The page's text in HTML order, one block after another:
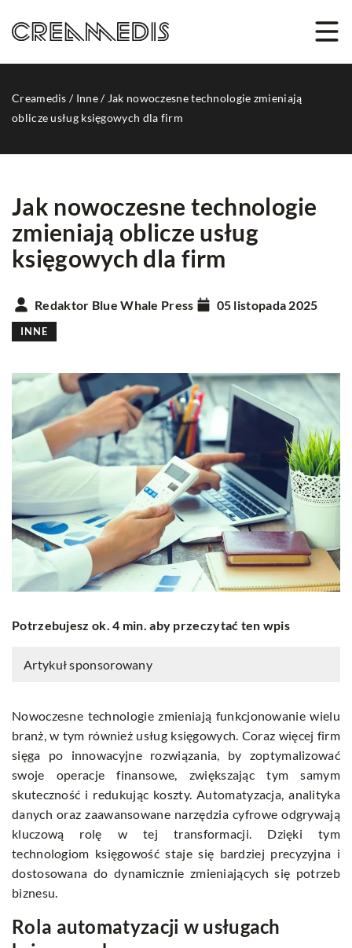
Creamedis / Inne/ Jak nowoczesne technologie zmieniają
oblicze usług księgowych dla firm
Jak nowoczesne technologie
zmieniają oblicze usług
księgowych dla firm
Redaktor Blue Whale Press 05 listopada 2025
INNE
Potrzebujesz ok. 4 min. aby przeczytać ten wpis
Artykuł sponsorowany
Nowoczesne technologie zmieniają funkcjonowanie wielu
branż, w tym również usług księgowych. Coraz więcej firm
sięga po innowacyjne rozwiązania, by zoptymalizować
swoje operacje finansowe, zwiększając tym samym
skuteczność i redukując koszty. Automatyzacja, analityka
danych oraz zaawansowane narzędzia cyfrowe odgrywają
kluczową rolę w tej transformacji. Dzięki tym
technologiom księgowość staje się bardziej precyzyjna i
dostosowana do dynamicznie zmieniających się potrzeb
biznesu.
Rola automatyzacji w usługach